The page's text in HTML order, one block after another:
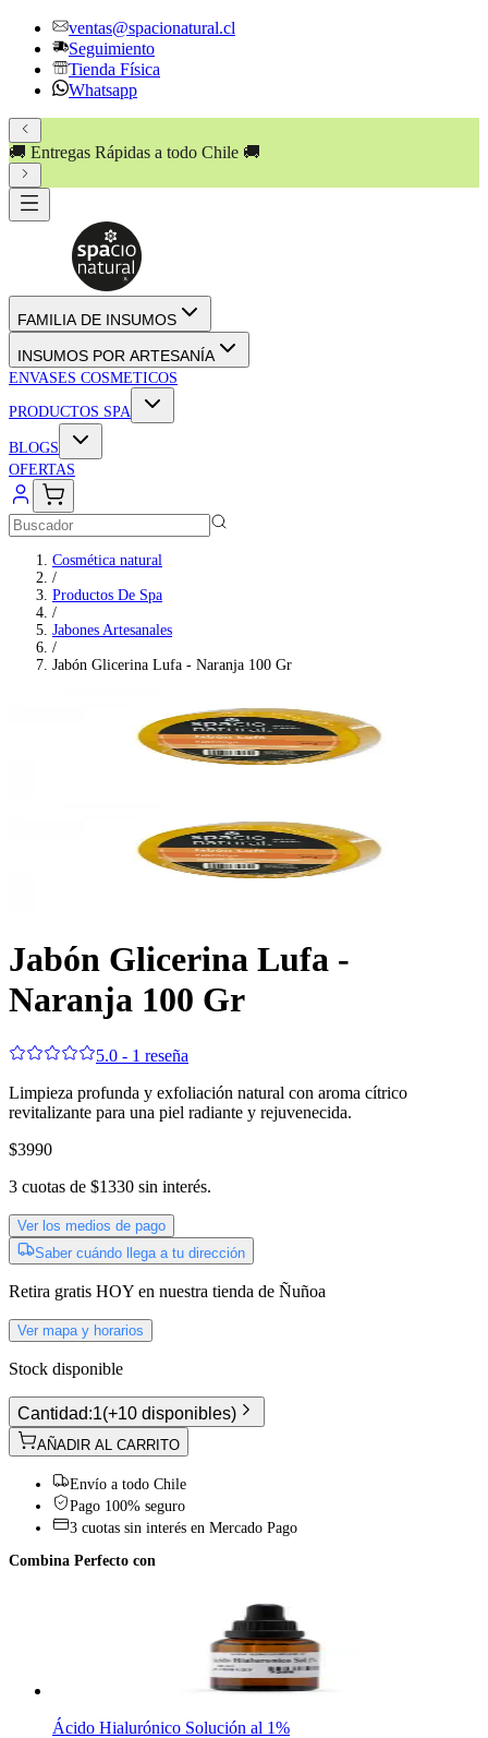
ventas@spacionatural.cl
Seguimiento
Tienda Física
Whatsapp
🚚 Entregas Rápidas a todo Chile 🚚
FAMILIA DE INSUMOS
INSUMOS POR ARTESANÍA
ENVASES COSMETICOS
PRODUCTOS SPA
BLOGS
OFERTAS
Cosmética natural
/
Productos De Spa
/
Jabones Artesanales
/
Jabón Glicerina Lufa - Naranja 100 Gr
Jabón Glicerina Lufa -
Naranja 100 Gr
5.0 - 1 reseña
Limpieza profunda y exfoliación natural con aroma cítrico
revitalizante para una piel radiante y rejuvenecida.
$3990
3 cuotas de $1330 sin interés.
Ver los medios de pago
Saber cuándo llega a tu dirección
Retira gratis HOY en nuestra tienda de Ñuñoa
Ver mapa y horarios
Stock disponible
Cantidad:1(+10 disponibles)
AÑADIR AL CARRITO
Envío a todo Chile
Pago 100% seguro
3 cuotas sin interés en Mercado Pago
Combina Perfecto con
Ácido Hialurónico Solución al 1%